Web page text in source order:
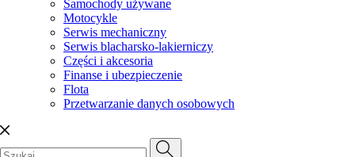
Samochody używane
Motocykle
Serwis mechaniczny
Serwis blacharsko-lakierniczy
Części i akcesoria
Finanse i ubezpieczenie
Flota
Przetwarzanie danych osobowych